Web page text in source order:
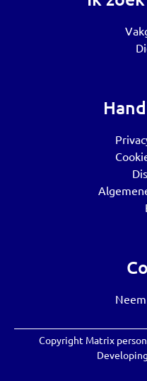
Copyright Matrix
Developing